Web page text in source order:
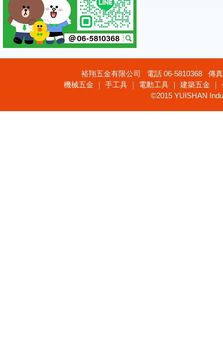
裕翔五金有限公司 電話 06-5810368 傳
機械五金 ｜ 手工具 ｜ 電動工具 ｜ 建築五金
©2015 YUISHAN